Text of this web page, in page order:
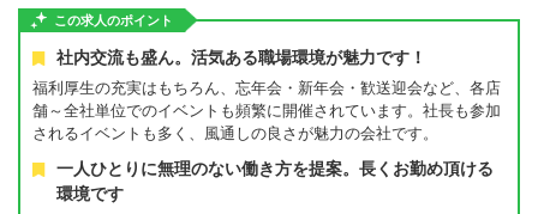
この求人のポイント
社内交流も盛ん。活気ある職場環境が魅力です！
福利厚生の充実はもちろん、忘年会・新年会・歓送迎会など、各店
舗～全社単位でのイベントも頻繁に開催されています。社長も参加
されるイベントも多く、風通しの良さが魅力の会社です。
一人ひとりに無理のない働き方を提案。長くお勤め頂ける
環境です